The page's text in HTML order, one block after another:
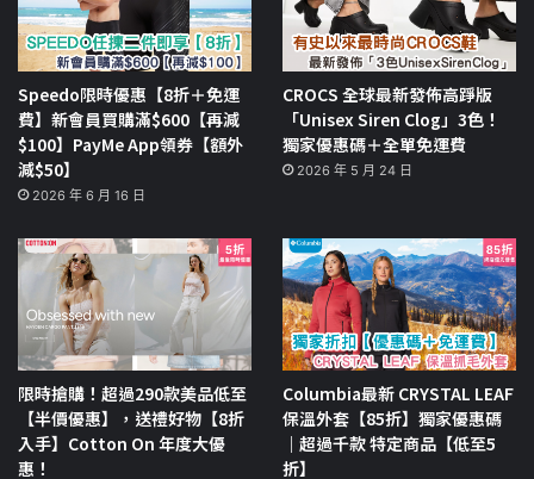
Speedo限時優惠【8折＋免運
費】新會員買購滿$600【再減
$100】PayMe App領券【額外
減$50】
2026 年 6 月 16 日
CROCS 全球最新發佈高踭版
「Unisex Siren Clog」3色！
獨家優惠碼＋全單免運費
2026 年 5 月 24 日
限時搶購！超過290款美品低至
【半價優惠】，送禮好物【8折
入手】Cotton On 年度大優
惠！
Columbia最新 CRYSTAL LEAF
保溫外套【85折】獨家優惠碼
｜超過千款 特定商品【低至5
折】